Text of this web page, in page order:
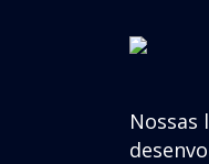
Nossas